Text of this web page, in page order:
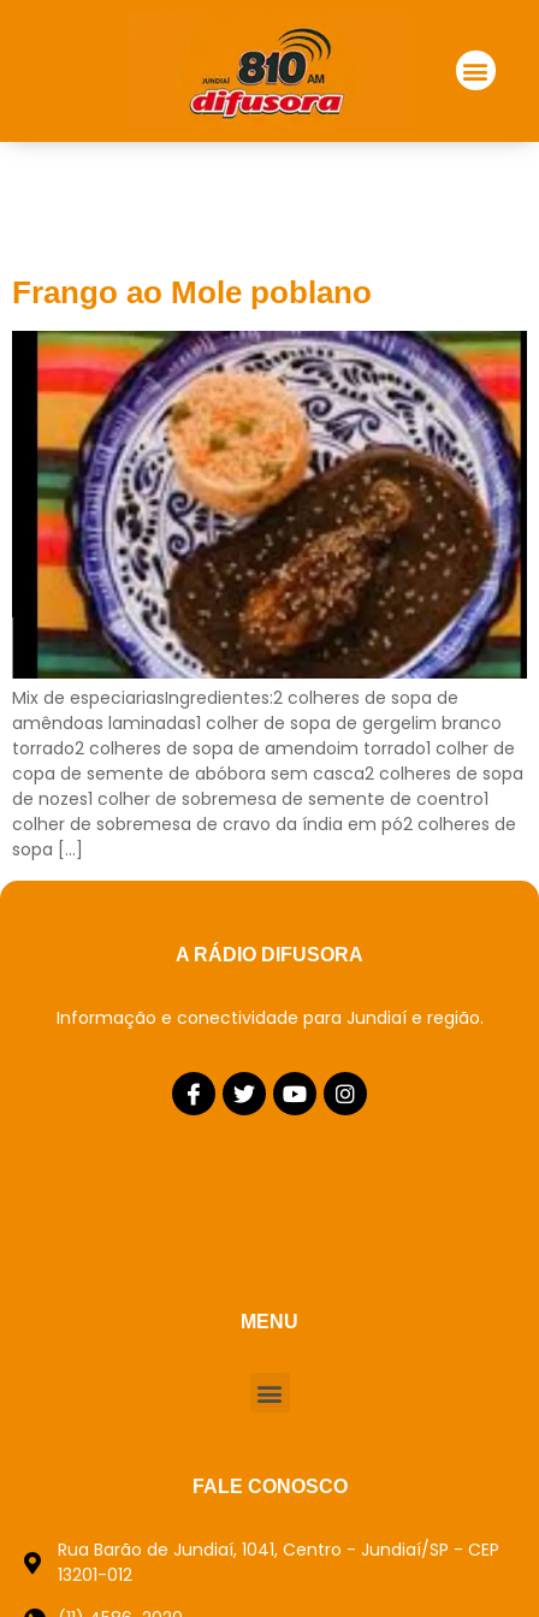
Frango ao Mole poblano
Mix de especiariasIngredientes:2 colheres de sopa de
amêndoas laminadas1 colher de sopa de gergelim branco
torrado2 colheres de sopa de amendoim torrado1 colher de
copa de semente de abóbora sem casca2 colheres de sopa
de nozes1 colher de sobremesa de semente de coentro1
colher de sobremesa de cravo da índia em pó2 colheres de
sopa […]
A RÁDIO DIFUSORA
Informação e conectividade para Jundiaí e região.
MENU
FALE CONOSCO
Rua Barão de Jundiaí, 1041, Centro - Jundiaí/SP - CEP
13201-012